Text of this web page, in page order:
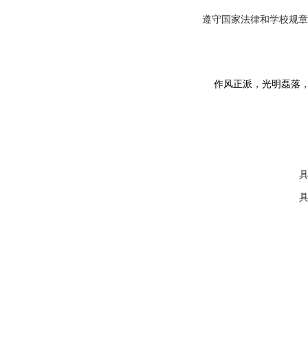
遵守国家法律和学校规
作风正派，光明磊落
具
具